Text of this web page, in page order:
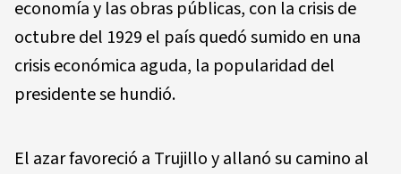
economía y las obras públicas, con la crisis de
octubre del 1929 el país quedó sumido en una
crisis económica aguda, la popularidad del
presidente se hundió.
El azar favoreció a Trujillo y allanó su camino al